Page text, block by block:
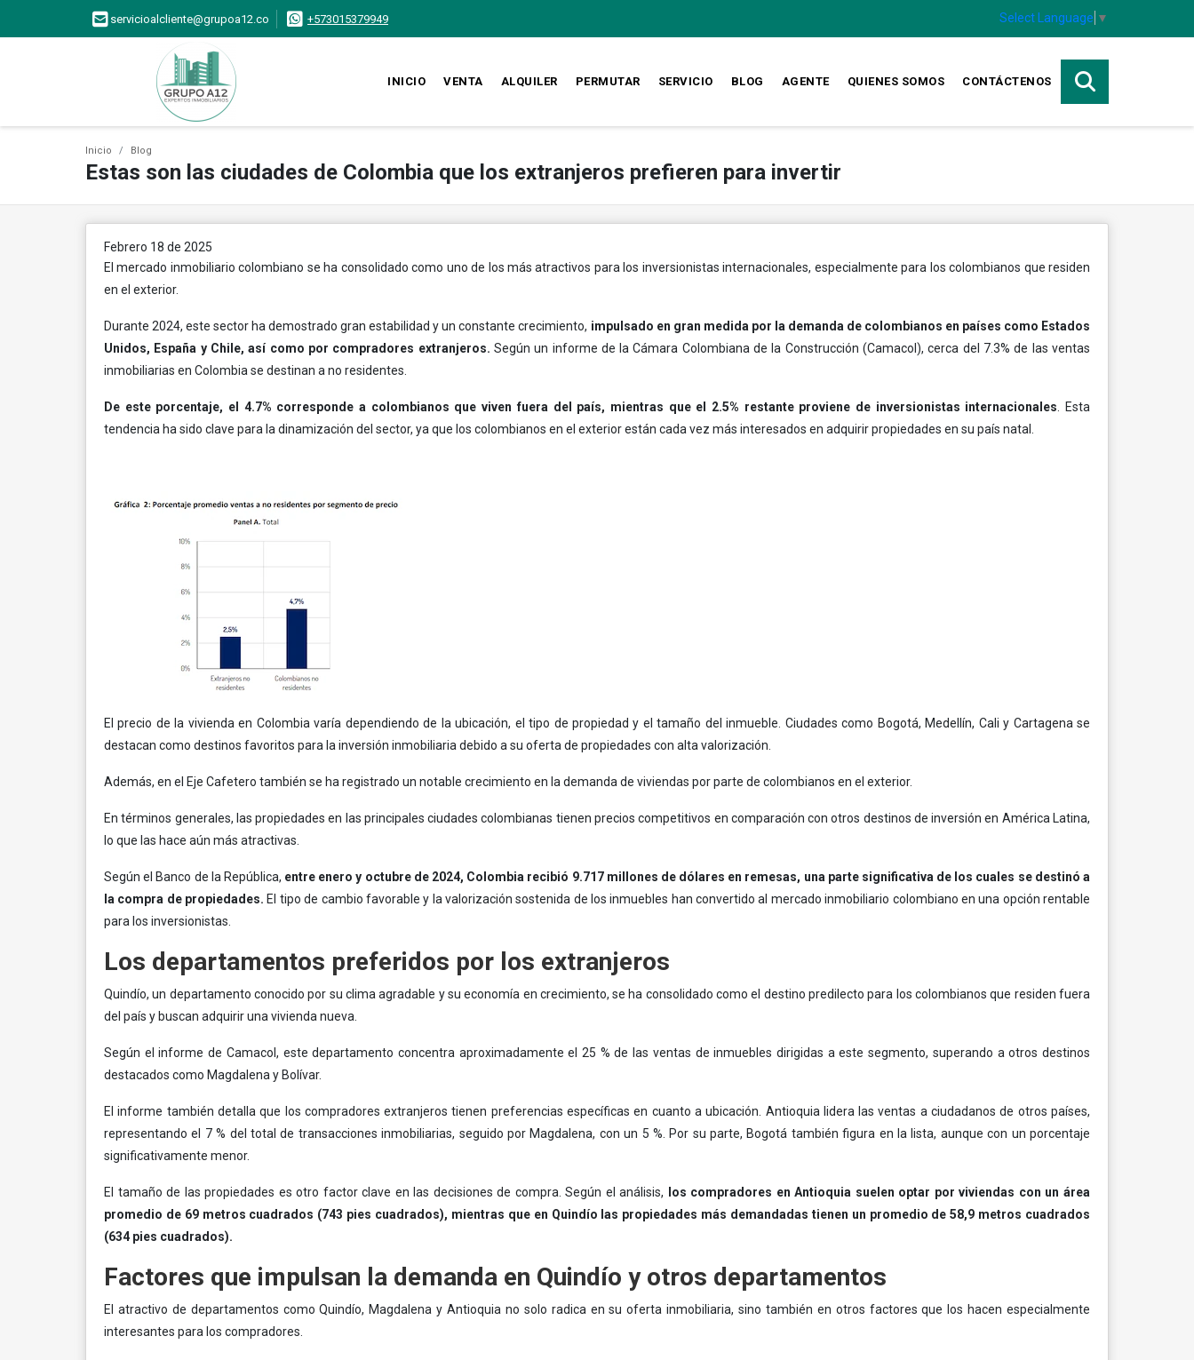
servicioalcliente@grupoa12.co +573015379949 Select Language ▼
INICIO VENTA ALQUILER PERMUTAR SERVICIO BLOG AGENTE QUIENES SOMOS CONTÁCTENOS
Inicio Blog
Estas son las ciudades de Colombia que los extranjeros prefieren para invertir
Febrero 18 de 2025
El mercado inmobiliario colombiano se ha consolidado como uno de los más atractivos para los inversionistas internacionales, especialmente para los colombianos que residen
en el exterior.
Durante 2024, este sector ha demostrado gran estabilidad y un constante crecimiento, impulsado en gran medida por la demanda de colombianos en países como Estados
Unidos, España y Chile, así como por compradores extranjeros. Según un informe de la Cámara Colombiana de la Construcción (Camacol), cerca del 7.3% de las ventas
inmobiliarias en Colombia se destinan a no residentes.
De este porcentaje, el 4.7% corresponde a colombianos que viven fuera del país, mientras que el 2.5% restante proviene de inversionistas internacionales . Esta
tendencia ha sido clave para la dinamización del sector, ya que los colombianos en el exterior están cada vez más interesados en adquirir propiedades en su país natal.
El precio de la vivienda en Colombia varía dependiendo de la ubicación, el tipo de propiedad y el tamaño del inmueble. Ciudades como Bogotá, Medellín, Cali y Cartagena se
destacan como destinos favoritos para la inversión inmobiliaria debido a su oferta de propiedades con alta valorización.
Además, en el Eje Cafetero también se ha registrado un notable crecimiento en la demanda de viviendas por parte de colombianos en el exterior.
En términos generales, las propiedades en las principales ciudades colombianas tienen precios competitivos en comparación con otros destinos de inversión en América Latina,
lo que las hace aún más atractivas.
Según el Banco de la República, entre enero y octubre de 2024, Colombia recibió 9.717 millones de dólares en remesas, una parte significativa de los cuales se destinó a
la compra de propiedades. El tipo de cambio favorable y la valorización sostenida de los inmuebles han convertido al mercado inmobiliario colombiano en una opción rentable
para los inversionistas.
Los departamentos preferidos por los extranjeros
Quindío, un departamento conocido por su clima agradable y su economía en crecimiento, se ha consolidado como el destino predilecto para los colombianos que residen fuera
del país y buscan adquirir una vivienda nueva.
Según el informe de Camacol, este departamento concentra aproximadamente el 25 % de las ventas de inmuebles dirigidas a este segmento, superando a otros destinos
destacados como Magdalena y Bolívar.
El informe también detalla que los compradores extranjeros tienen preferencias específicas en cuanto a ubicación. Antioquia lidera las ventas a ciudadanos de otros países,
representando el 7 % del total de transacciones inmobiliarias, seguido por Magdalena, con un 5 %. Por su parte, Bogotá también figura en la lista, aunque con un porcentaje
significativamente menor.
El tamaño de las propiedades es otro factor clave en las decisiones de compra. Según el análisis, los compradores en Antioquia suelen optar por viviendas con un área
promedio de 69 metros cuadrados (743 pies cuadrados), mientras que en Quindío las propiedades más demandadas tienen un promedio de 58,9 metros cuadrados
(634 pies cuadrados).
Factores que impulsan la demanda en Quindío y otros departamentos
El atractivo de departamentos como Quindío, Magdalena y Antioquia no solo radica en su oferta inmobiliaria, sino también en otros factores que los hacen especialmente
interesantes para los compradores.